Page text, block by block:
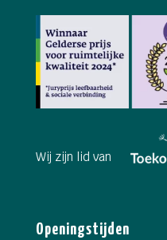
Wij zijn lid van
Openingstijden